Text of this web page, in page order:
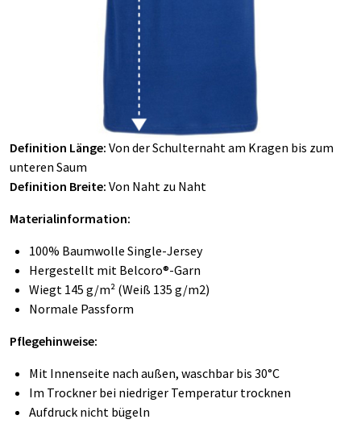
Definition Länge: Von der Schulternaht am Kragen bis zum
unteren Saum
Definition Breite: Von Naht zu Naht
Materialinformation:
100% Baumwolle Single-Jersey
Hergestellt mit Belcoro®-Garn
Wiegt 145 g/m² (Weiß 135 g/m2)
Normale Passform
Pflegehinweise:
Mit Innenseite nach außen, waschbar bis 30°C
Im Trockner bei niedriger Temperatur trocknen
Aufdruck nicht bügeln